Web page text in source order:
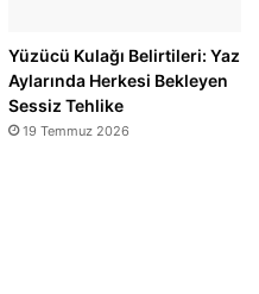
Yüzücü Kulağı Belirtileri: Yaz
Aylarında Herkesi Bekleyen
Sessiz Tehlike
19 Temmuz 2026